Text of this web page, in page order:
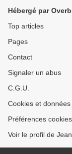
Hébergé par
Top articles
Pages
Contact
Signaler un abus
C.G.U.
Cookies et
Préférences cookies
Voir le profil de